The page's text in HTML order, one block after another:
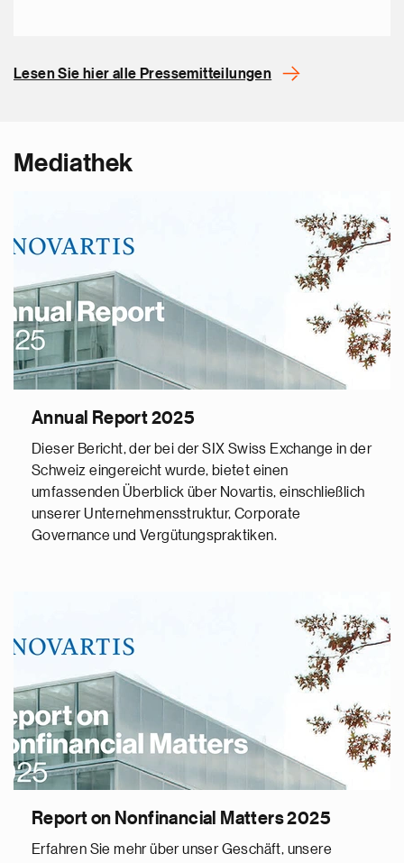
Lesen Sie hier alle Pressemitteilungen
Mediathek
Annual Report 2025
Dieser Bericht, der bei der SIX Swiss Exchange in der
Schweiz eingereicht wurde, bietet einen
umfassenden Überblick über Novartis, einschließlich
unserer Unternehmensstruktur, Corporate
Governance und Vergütungspraktiken.
Report on Nonfinancial Matters 2025
Erfahren Sie mehr über unser Geschäft, unsere